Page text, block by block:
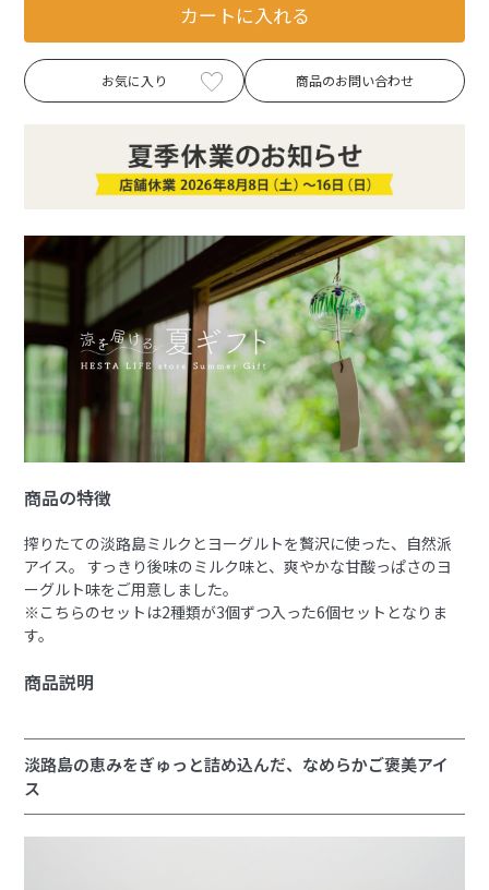
カートに入れる
お気に入り 商品のお問い合わせ
商品の特徴
搾りたての淡路島ミルクとヨーグルトを贅沢に使った、自然派
アイス。 すっきり後味のミルク味と、爽やかな甘酸っぱさのヨ
ーグルト味をご用意しました。
※こちらのセットは2種類が3個ずつ入った6個セットとなりま
す。
商品説明
淡路島の恵みをぎゅっと詰め込んだ、なめらかご褒美アイ
ス